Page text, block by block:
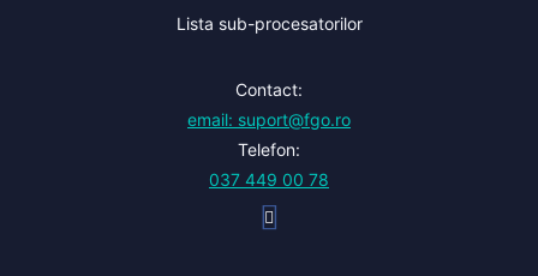
Lista sub-procesatorilor
Contact:
email: suport@fgo.ro
Telefon:
037 449 00 78